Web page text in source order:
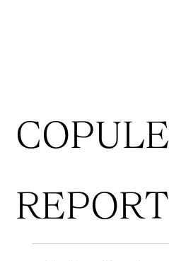
COPULE
REPORT